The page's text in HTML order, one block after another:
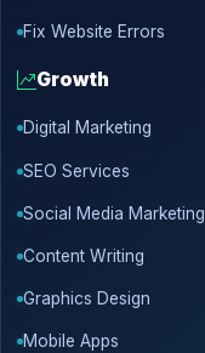
Fix Website Errors
Growth
Digital Marketing
SEO Services
Social Media Marketing
Content Writing
Graphics Design
Mobile Apps